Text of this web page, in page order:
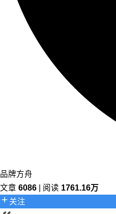
品牌方舟
文章 6086 | 阅读 1761.16万
关注